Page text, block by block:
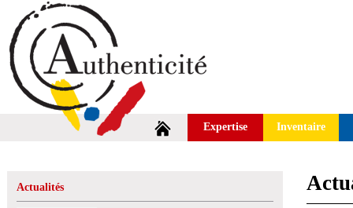
Expertise Inventaire
Actualités